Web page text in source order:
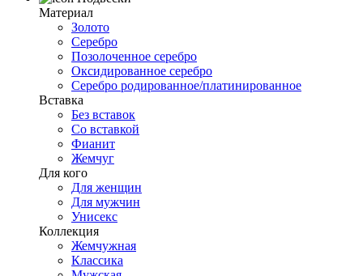
Материал
Золото
Серебро
Позолоченное серебро
Оксидированное серебро
Серебро родированное/платинированное
Вставка
Без вставок
Со вставкой
Фианит
Жемчуг
Для кого
Для женщин
Для мужчин
Унисекс
Коллекция
Жемчужная
Классика